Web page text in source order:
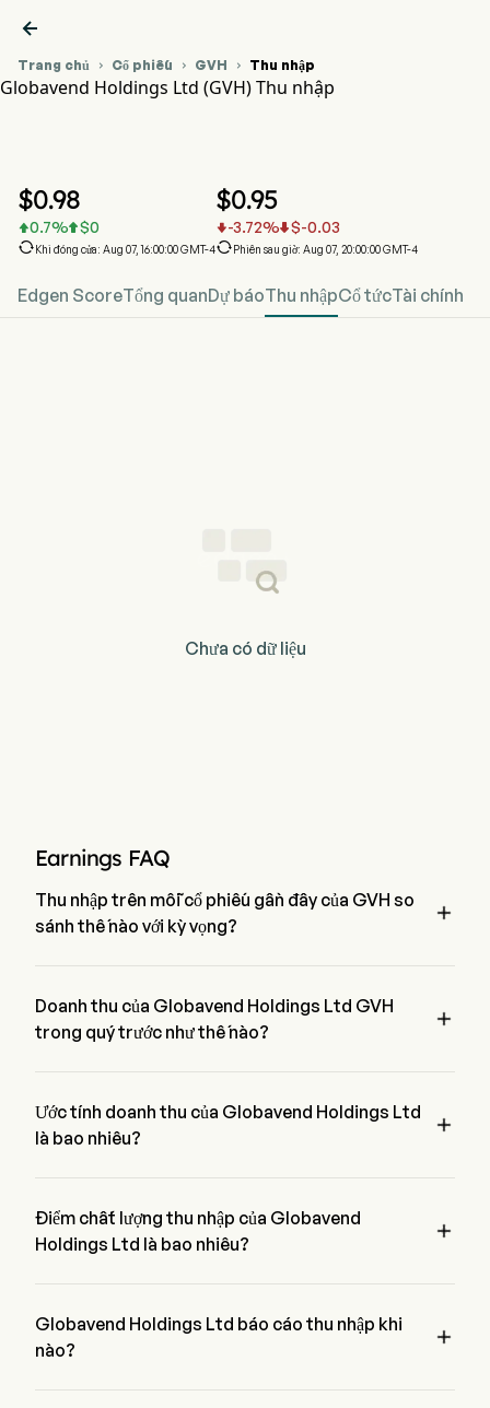

Trang chủ  Cổ phiếu  GVH  Thu nhập
Globavend Holdings Ltd (GVH) Thu nhập
$0.98
0.7% $0
Khi đóng cửa: Aug 07, 16:00:00 GMT-4
$0.95
-3.72% $-0.03
Phiên sau giờ: Aug 07, 20:00:00 GMT-4
Edgen ScoreTổng quanDự báoThu nhậpCổ tứcTài chính
Chưa có dữ liệu
Earnings FAQ
Thu nhập trên mỗi cổ phiếu gần đây của GVH so
sánh thế nào với kỳ vọng?

Doanh thu của Globavend Holdings Ltd GVH
trong quý trước như thế nào?

Ước tính doanh thu của Globavend Holdings Ltd
là bao nhiêu?

Điểm chất lượng thu nhập của Globavend
Holdings Ltd là bao nhiêu?

tăng trưởng, tạo ra tiền mặt và phân bổ vốn, và đòn bẩy.
Globavend Holdings Ltd báo cáo thu nhập khi
nào?
